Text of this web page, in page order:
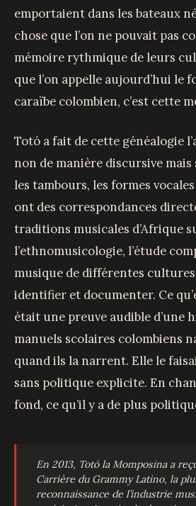
emportaient dans les bateaux
chose que l’on ne pouvait pas
mémoire rythmique de leurs
que l’on appelle aujourd’hui le
caraïbe colombien, c’est cette
Totó a fait de cette généalogie
non de manière discursive mais
les tambours, les formes
ont des correspondances
traditions musicales d’Afrique
l’ethnomusicologie, l’étude
musique de différentes
identifier et documenter. Ce
était une preuve audible d’une
manuels scolaires colombiens
quand ils la narrent. Elle le
sans politique explicite. En
fond, ce qu’il y a de plus
En 2013, Totó la Momposina a
Carrière du Grammy Latino, la
reconnaissance de l’industrie